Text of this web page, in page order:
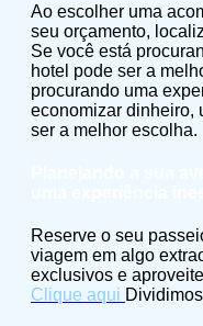
Ao escolher uma
seu orçamento,
Se você está
hotel pode ser a
procurando uma
economizar dinheiro,
ser a melhor escolha.
Reserve o seu
viagem em algo
exclusivos e
Clique aqui